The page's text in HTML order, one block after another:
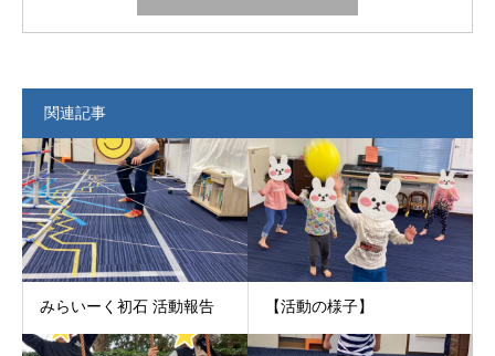
関連記事
みらいーく初石 活動報告 【活動の様子】